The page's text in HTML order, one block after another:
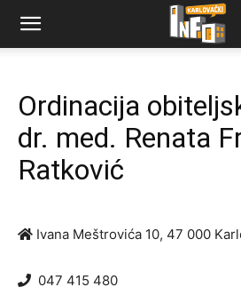
Ordinacija
dr. med. Renata
Ratković
Ivana Meštrovića 10, 47 000
047 415 480